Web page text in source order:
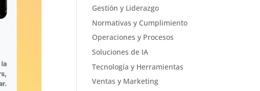
Gestión y Liderazgo
Normativas y Cumplimiento
Operaciones y Procesos
Soluciones de IA
Tecnología y Herramientas
Ventas y Marketing